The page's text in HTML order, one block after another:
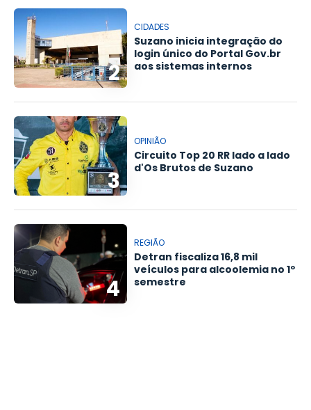
2
CIDADES
Suzano inicia integração do
login único do Portal Gov.br
aos sistemas internos
3
OPINIÃO
Circuito Top 20 RR lado a lado
d'Os Brutos de Suzano
4
REGIÃO
Detran fiscaliza 16,8 mil
veículos para alcoolemia no 1º
semestre